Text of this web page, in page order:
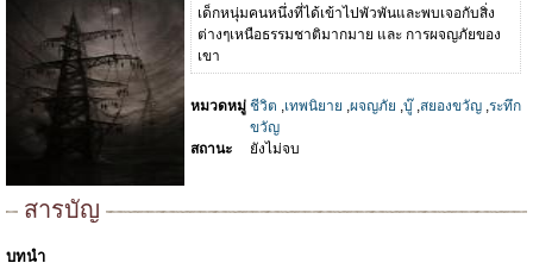
เด็กหนุ่มคนหนึ่งที่ได้เข้าไปพัวพันและพบเจอกับสิ่ง
ต่างๆเหนือธรรมชาติมากมาย และ การผจญภัยของ
เขา
หมวดหมู่ ชีวิต ,เทพนิยาย ,ผจญภัย ,บู๊,สยองขวัญ ,ระทึก
ขวัญ
สถานะ
ยังไม่จบ
สารบัญ
บทนำ